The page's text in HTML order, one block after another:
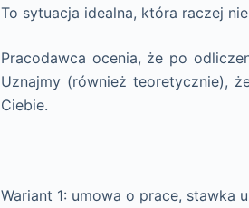
To sytuacja idealna, która raczej
Pracodawca ocenia, że po
Uznajmy (również teoretycznie),
Ciebie.
Wariant 1: umowa o prace, stawka